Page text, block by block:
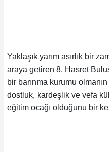
Yaklaşık yarım asırlık bir
araya getiren 8. Hasret
bir barınma kurumu
dostluk, kardeşlik ve vefa
eğitim ocağı olduğunu bir